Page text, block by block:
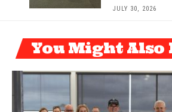
JULY 30, 2026
You Might Also